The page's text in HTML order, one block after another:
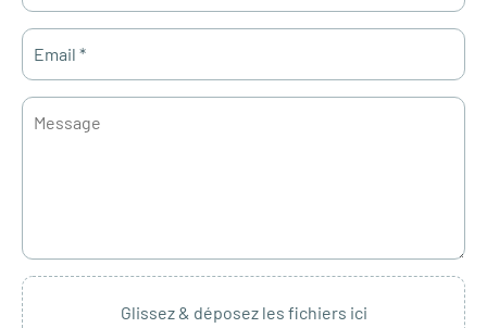
Glissez & déposez les fichiers ici